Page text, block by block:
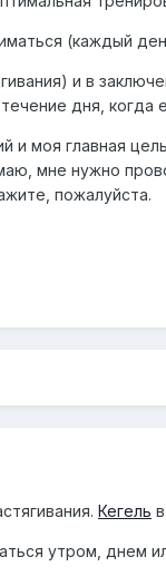
(каждый
и в
дня, когда
и моя главная
мне нужно
пожалуйста.
Кегель
утром, днем